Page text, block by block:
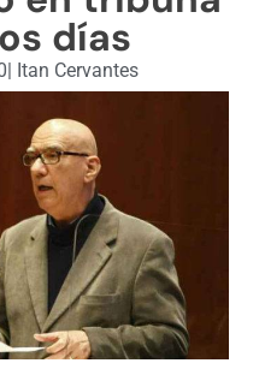
días
| Itan Cervantes